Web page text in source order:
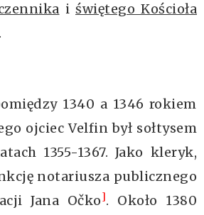
i świętego Kościoła
.
1340 a 1346 rokiem
ojciec Velfin był sołtysem
1355-1367. Jako kleryk,
notariusza publicznego
Jana Očko . Około 1380